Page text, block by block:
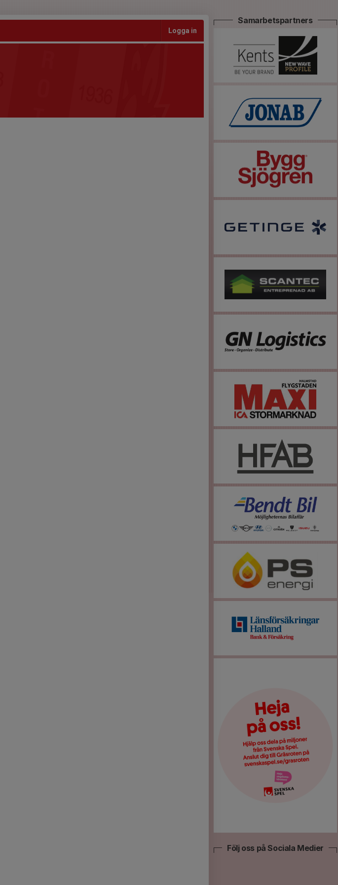
Logga in
Samarbetspartners
Följ oss på Sociala Medier